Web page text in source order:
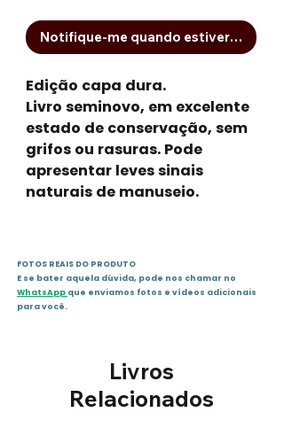
Notifique-me quando estiver
Edição capa dura.
Livro seminovo, em excelente
estado de conservação, sem
grifos ou rasuras. Pode
apresentar leves sinais
naturais de manuseio.
FOTOS REAIS DO PRODUTO
E se bater aquela dúvida, pode nos chamar no
WhatsApp que enviamos fotos e vídeos adicionais
para você.
Livros
Relacionados